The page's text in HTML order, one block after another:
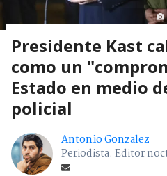
Presidente Kast
como un
Estado en medio
policial
Antonio Gonzalez
Periodista. Editor